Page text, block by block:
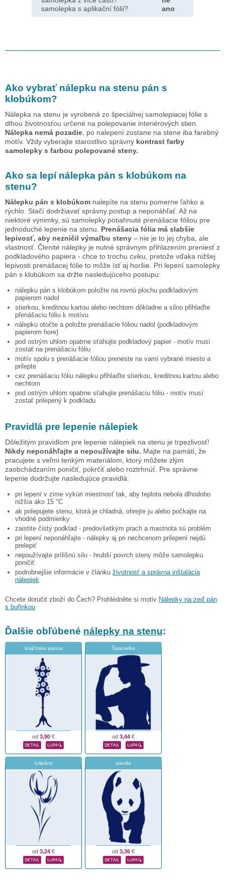
samolepka s aplikační fólii?
ano
Ako vybrať nálepku na stenu pán s
klobúkom?
Nálepka na stenu je vyrobená zo špeciálnej samolepiacej fólie s
dlhou životnosťou určené na polepovanie interiérových stien.
Nálepka nemá pozadie , po nalepení zostane na stene iba farebný
motív. Vždy vyberajte starostlivo správny kontrast farby
samolepky s farbou polepované steny.
Ako sa lepí nálepka pán s klobúkom na
stenu?
Nálepku pán s klobúkom nalepíte na stenu pomerne ľahko a
rýchlo. Stačí dodržiavať správny postup a neponáhľať. Až na
niektoré výnimky, sú samolepky potiahnuté prenášacie fóliou pre
jednoduché lepenie na stenu. Prenášacia fólia má slabšie
lepivosť, aby nezničil výmaľbu steny – nie je to jej chyba, ale
vlastnosť. Členité nálepky je nutné správnym přihlazením preniesť z
podkladového papiera - chce to trochu cviku, pretože vďaka nižšej
lepivosti prenášacej fólie to môže ísť aj horšie. Pri lepení samolepky
pán s klobúkom sa držte nasledujúceho postupu:
nálepku pán s klobúkom položte na rovnú plochu podkladovým
papierom nadol
stierkou, kreditnou kartou alebo nechtom dôkladne a silno přihlaďte
přenášaciu fóliu k motívu
nálepku otočte a položte prenášacie fóliou nadol (podkladovým
papierom hore)
pod ostrým uhlom opatrne sťahujte podkladový papier - motív musí
zostať na prenášaciu fóliu
motív spolu s prenášacie fóliou preneste na vami vybrané miesto a
prilepte
cez prenášaciu fóliu nálepku přihlaďte stierkou, kreditnou kartou alebo
nechtom
pod ostrým uhlom opatrne sťahujte prenášaciu fóliu - motív musí
zostať prilepený k podkladu
Pravidlá pre lepenie nálepiek
Dôležitým pravidlom pre lepenie nálepiek na stenu je trpezlivosť!
Nikdy neponáhľajte a nepoužívajte silu. Majte na pamäti, že
pracujete s veľmi tenkým materiálom, ktorý môžete zlým
zaobchádzaním poničiť, pokrčiť alebo roztrhnúť. Pre správne
lepenie dodržujte nasledujúce pravidlá:
pri lepení v zime vykúri miestnosť tak, aby teplota nebola dlhodobo
nižšia ako 15 °C
ak polepujete stenu, ktorá je chladná, ohrejte ju alebo počkajte na
vhodné podmienky
zaistite čistý podklad - predovšetkým prach a mastnota sú problém
pri lepení neponáhľajte - nálepky aj pri nechcenom prilepení nejdú
prelepiť
nepoužívajte prílišnú silu - hrubší povrch steny môže samolepku
poničiť
podrobnejšie informácie v článku životnosť a správna inštalácia
nálepiek
Chcete doručit zboží do Čech? Prohlédněte si motiv Nálepky na zeď pán
s buřinkou
Ďalšie obľúbené nálepky na stenu:
krajčírska panna
od 3,90 €
Španielka
od 3,44 €
tulipány
od 3,24 €
panda
od 3,36 €